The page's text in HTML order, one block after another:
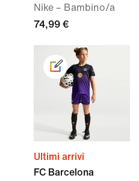
Nike – Bambino/a
74,99 €
Ultimi arrivi
FC Barcelona